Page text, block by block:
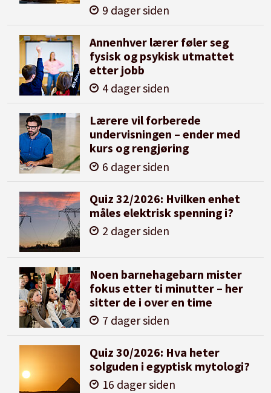
9 dager siden
Annenhver lærer føler seg
fysisk og psykisk utmattet
etter jobb
4 dager siden
Lærere vil forberede
undervisningen – ender med
kurs og rengjøring
6 dager siden
Quiz 32/2026: Hvilken enhet
måles elektrisk spenning i?
2 dager siden
Noen barnehagebarn mister
fokus etter ti minutter – her
sitter de i over en time
7 dager siden
Quiz 30/2026: Hva heter
solguden i egyptisk mytologi?
16 dager siden